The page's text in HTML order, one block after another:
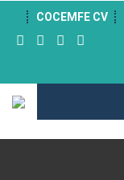
COCEMFE CV